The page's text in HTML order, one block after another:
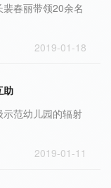
春丽带领20余名
2019-01-18
助
范幼儿园的辐射
2019-01-11